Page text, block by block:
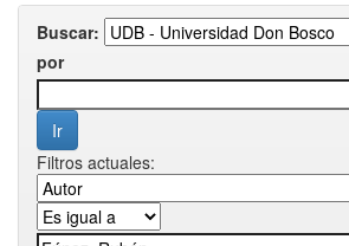
Buscar:
por
Filtros actuales: